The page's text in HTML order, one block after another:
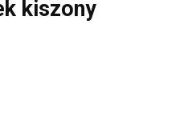
kiszony